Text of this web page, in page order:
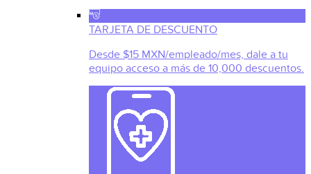
TARJETA DE DESCUENTO
Desde $15 MXN/empleado/mes, dale a tu
equipo acceso a más de 10,000 descuentos.